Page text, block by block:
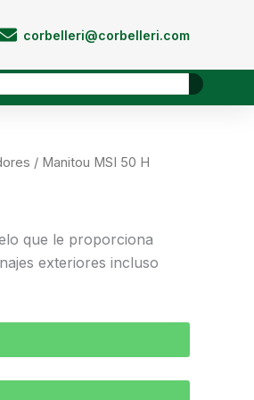
corbelleri@corbelleri.com
/ Manitou MSI 50 H
que le proporciona
exteriores incluso